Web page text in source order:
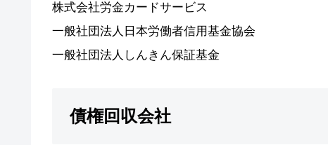
株式会社労金カードサービス
一般社団法人日本労働者信用基金協会
一般社団法人しんきん保証基金
債権回収会社